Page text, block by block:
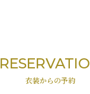
衣装からの予約